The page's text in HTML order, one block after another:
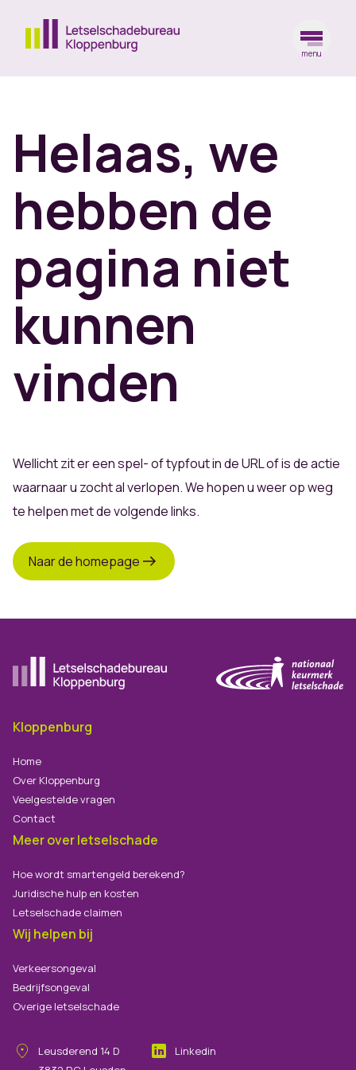
menu
Helaas, we
hebben de
pagina niet
kunnen
vinden
Wellicht zit er een spel- of typfout in de URL of is de actie
waarnaar u zocht al verlopen. We hopen u weer op weg
te helpen met de volgende links.
Naar de homepage
Kloppenburg
Home
Over Kloppenburg
Veelgestelde vragen
Contact
Meer over letselschade
Hoe wordt smartengeld berekend?
Juridische hulp en kosten
Letselschade claimen
Wij helpen bij
Verkeersongeval
Bedrijfsongeval
Overige letselschade
Leusderend 14 D
Linkedin